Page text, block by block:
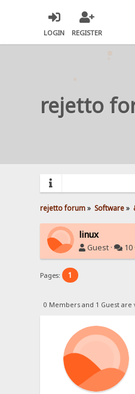
LOGIN REGISTER
rejetto
rejetto forum» Software»
linux
Guest · 10
Pages: 1
0 Members and 1 Guest are